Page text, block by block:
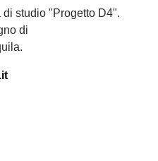
studio "Progetto D4".
di